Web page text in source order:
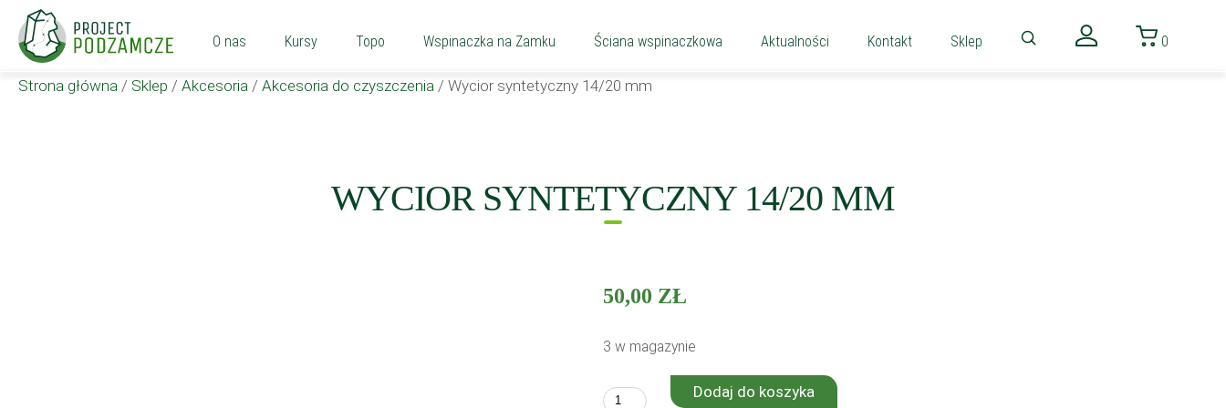
O nas Kursy Topo Wspinaczka na Zamku Ściana wspinaczkowa Aktualności Kontakt Sklep 0
Strona główna / Sklep / Akcesoria / Akcesoria do czyszczenia / Wycior syntetyczny 14/20 mm
WYCIOR SYNTETYCZNY 14/20 MM
50,00 ZŁ
3 w magazynie
Dodaj do koszyka